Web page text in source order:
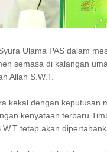
Ulama PAS dalam
semasa di kalangan
Allah S.W.T.
kekal dengan keputusan
kenyataan terbaru
tetap akan